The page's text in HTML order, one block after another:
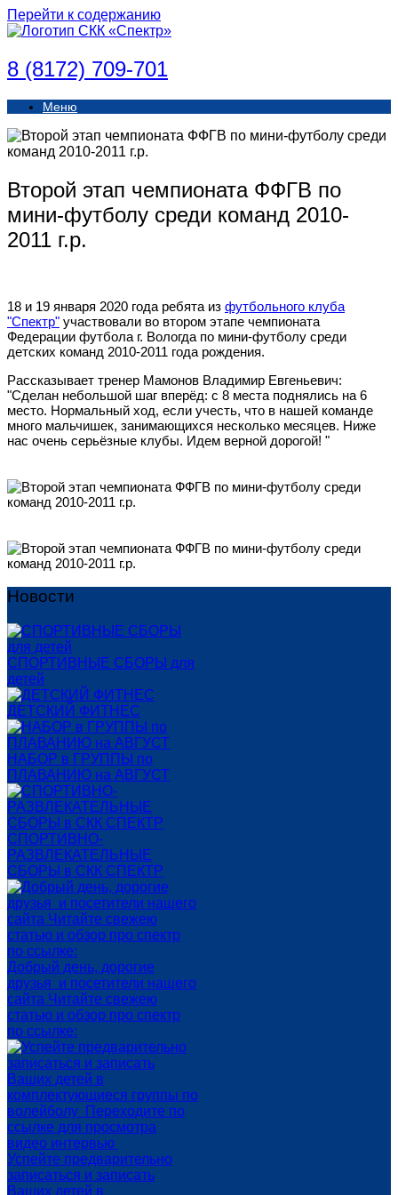
Перейти к содержанию
8 (8172) 709-701
Меню
Второй этап чемпионата ФФГВ по
мини-футболу среди команд 2010-
2011 г.р.
18 и 19 января 2020 года ребята из футбольного клуба
"Спектр" участвовали во втором этапе чемпионата
Федерации футбола г. Вологда по мини-футболу среди
детских команд 2010-2011 года рождения.
Рассказывает тренер Мамонов Владимир Евгеньевич:
"Сделан небольшой шаг вперёд: с 8 места поднялись на 6
место. Нормальный ход, если учесть, что в нашей команде
много мальчишек, занимающихся несколько месяцев. Ниже
нас очень серьёзные клубы. Идем верной дорогой! "
Новости
СПОРТИВНЫЕ СБОРЫ для
детей
ДЕТСКИЙ ФИТНЕС
НАБОР в ГРУППЫ по
ПЛАВАНИЮ на АВГУСТ
СПОРТИВНО-
РАЗВЛЕКАТЕЛЬНЫЕ
СБОРЫ в СКК СПЕКТР
Добрый день, дорогие
друзья и посетители нашего
сайта Читайте свежею
статью и обзор про спектр
по ссылке:
Успейте предварительно
записаться и записать
Ваших детей в